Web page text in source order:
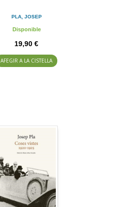
PLA, JOSEP
Disponible
19,90 €
AFEGIR A LA CISTELLA